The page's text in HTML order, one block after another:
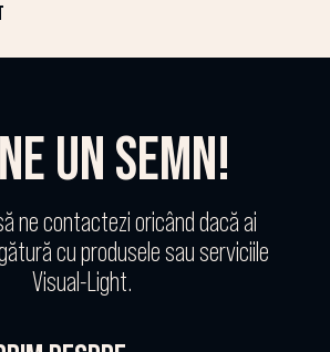
UN SEMN!
ne contactezi oricând dacă ai
cu produsele sau serviciile
Visual-Light.